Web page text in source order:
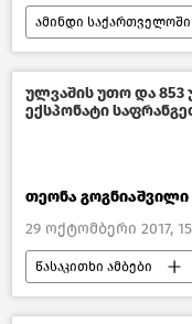
ამინდი საქართველოში
ულვაშის უთო და 853
ექსპონატი
თეონა გოგნიაშვილი
29 ოქტომბერი 2017,
წასაკითხი ამბები
საინტერესო